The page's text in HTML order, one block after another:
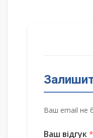
Ваш email не
Ваш відгук*